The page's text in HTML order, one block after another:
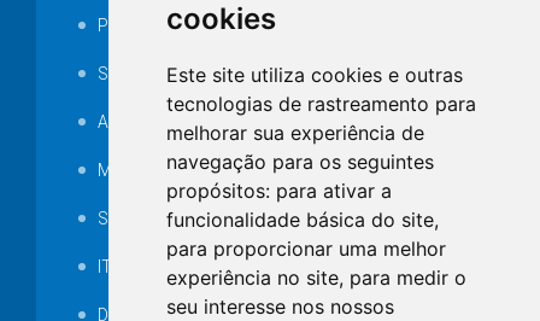
cookies
Este site utiliza cookies e outras
tecnologias de rastreamento para
melhorar sua experiência de
navegação para os seguintes
propósitos: para ativar a
funcionalidade básica do site,
para proporcionar uma melhor
experiência no site, para medir o
seu interesse nos nossos
Portarias
SAMAE
Audiência pública
MANUTENÇÃO DE ILUMINAÇÃO PÚBLICA
Serviços Técnicos TI
ITR
Desapropriações